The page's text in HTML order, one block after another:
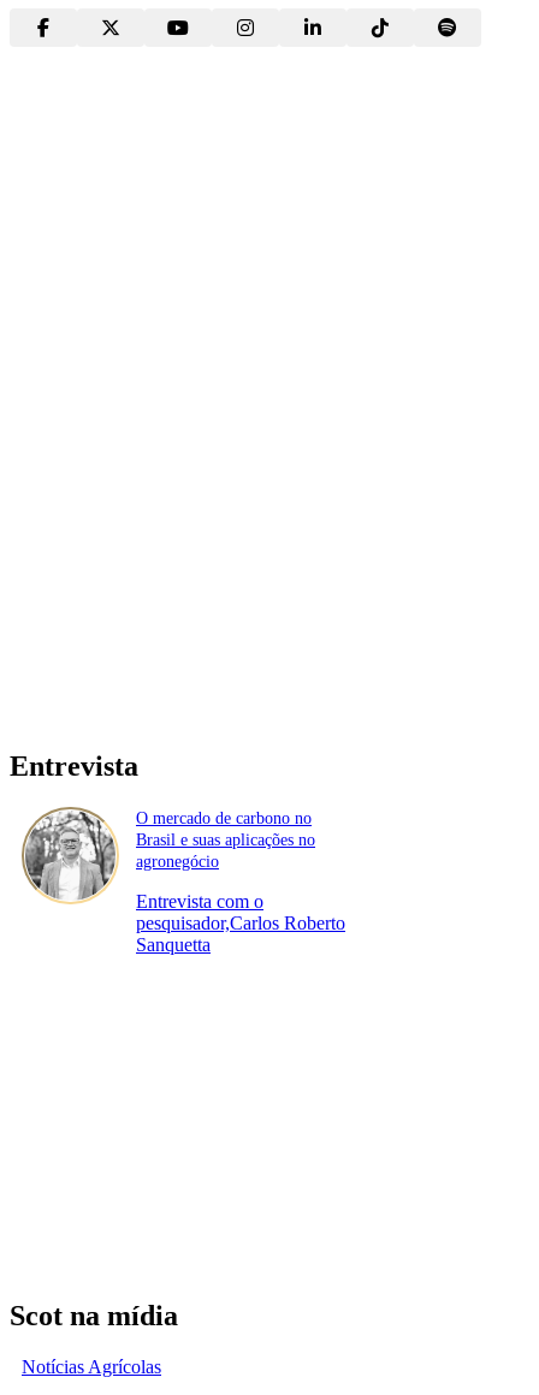
Entrevista
O mercado de carbono no
Brasil e suas aplicações no
agronegócio
Entrevista com o
pesquisador,Carlos Roberto
Sanquetta
Scot na mídia
Notícias Agrícolas